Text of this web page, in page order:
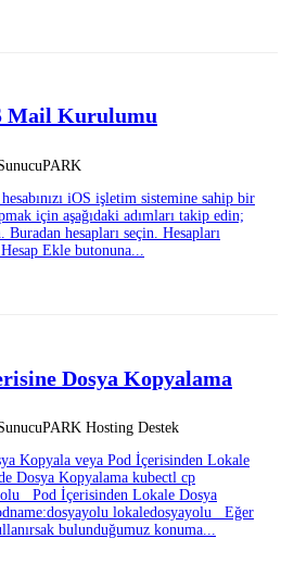
Mail Kurulumu
iOS işletim sistemine sahip bir
için aşağıdaki adımları takip edin;
hesapları seçin. Hesapları
Ekle butonuna...
Dosya Kopyalama
Hosting Destek
Kopyala veya Pod İçerisinden Lokale
Dosya Kopyalama kubectl cp
Pod İçerisinden Lokale Dosya
lokaledosyayolu Eğer
bulunduğumuz konuma...